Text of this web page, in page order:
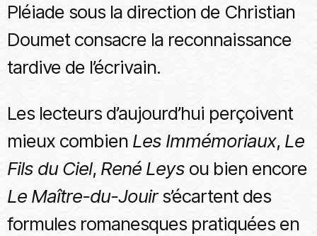
Pléiade sous la direction de Christian
Doumet consacre la reconnaissance
tardive de l’écrivain.
Les lecteurs d’aujourd’hui perçoivent
mieux combien Les Immémoriaux, Le
Fils du Ciel, René Leys ou bien encore
Le Maître-du-Jouirs’écartent des
formules romanesques pratiquées en